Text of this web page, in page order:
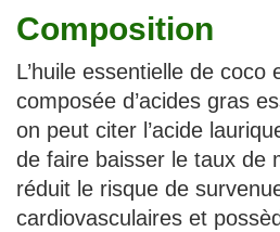
Composition
L’huile essentielle de coco
composée d’acides gras
on peut citer l’acide
de faire baisser le taux de
réduit le risque de
cardiovasculaires et